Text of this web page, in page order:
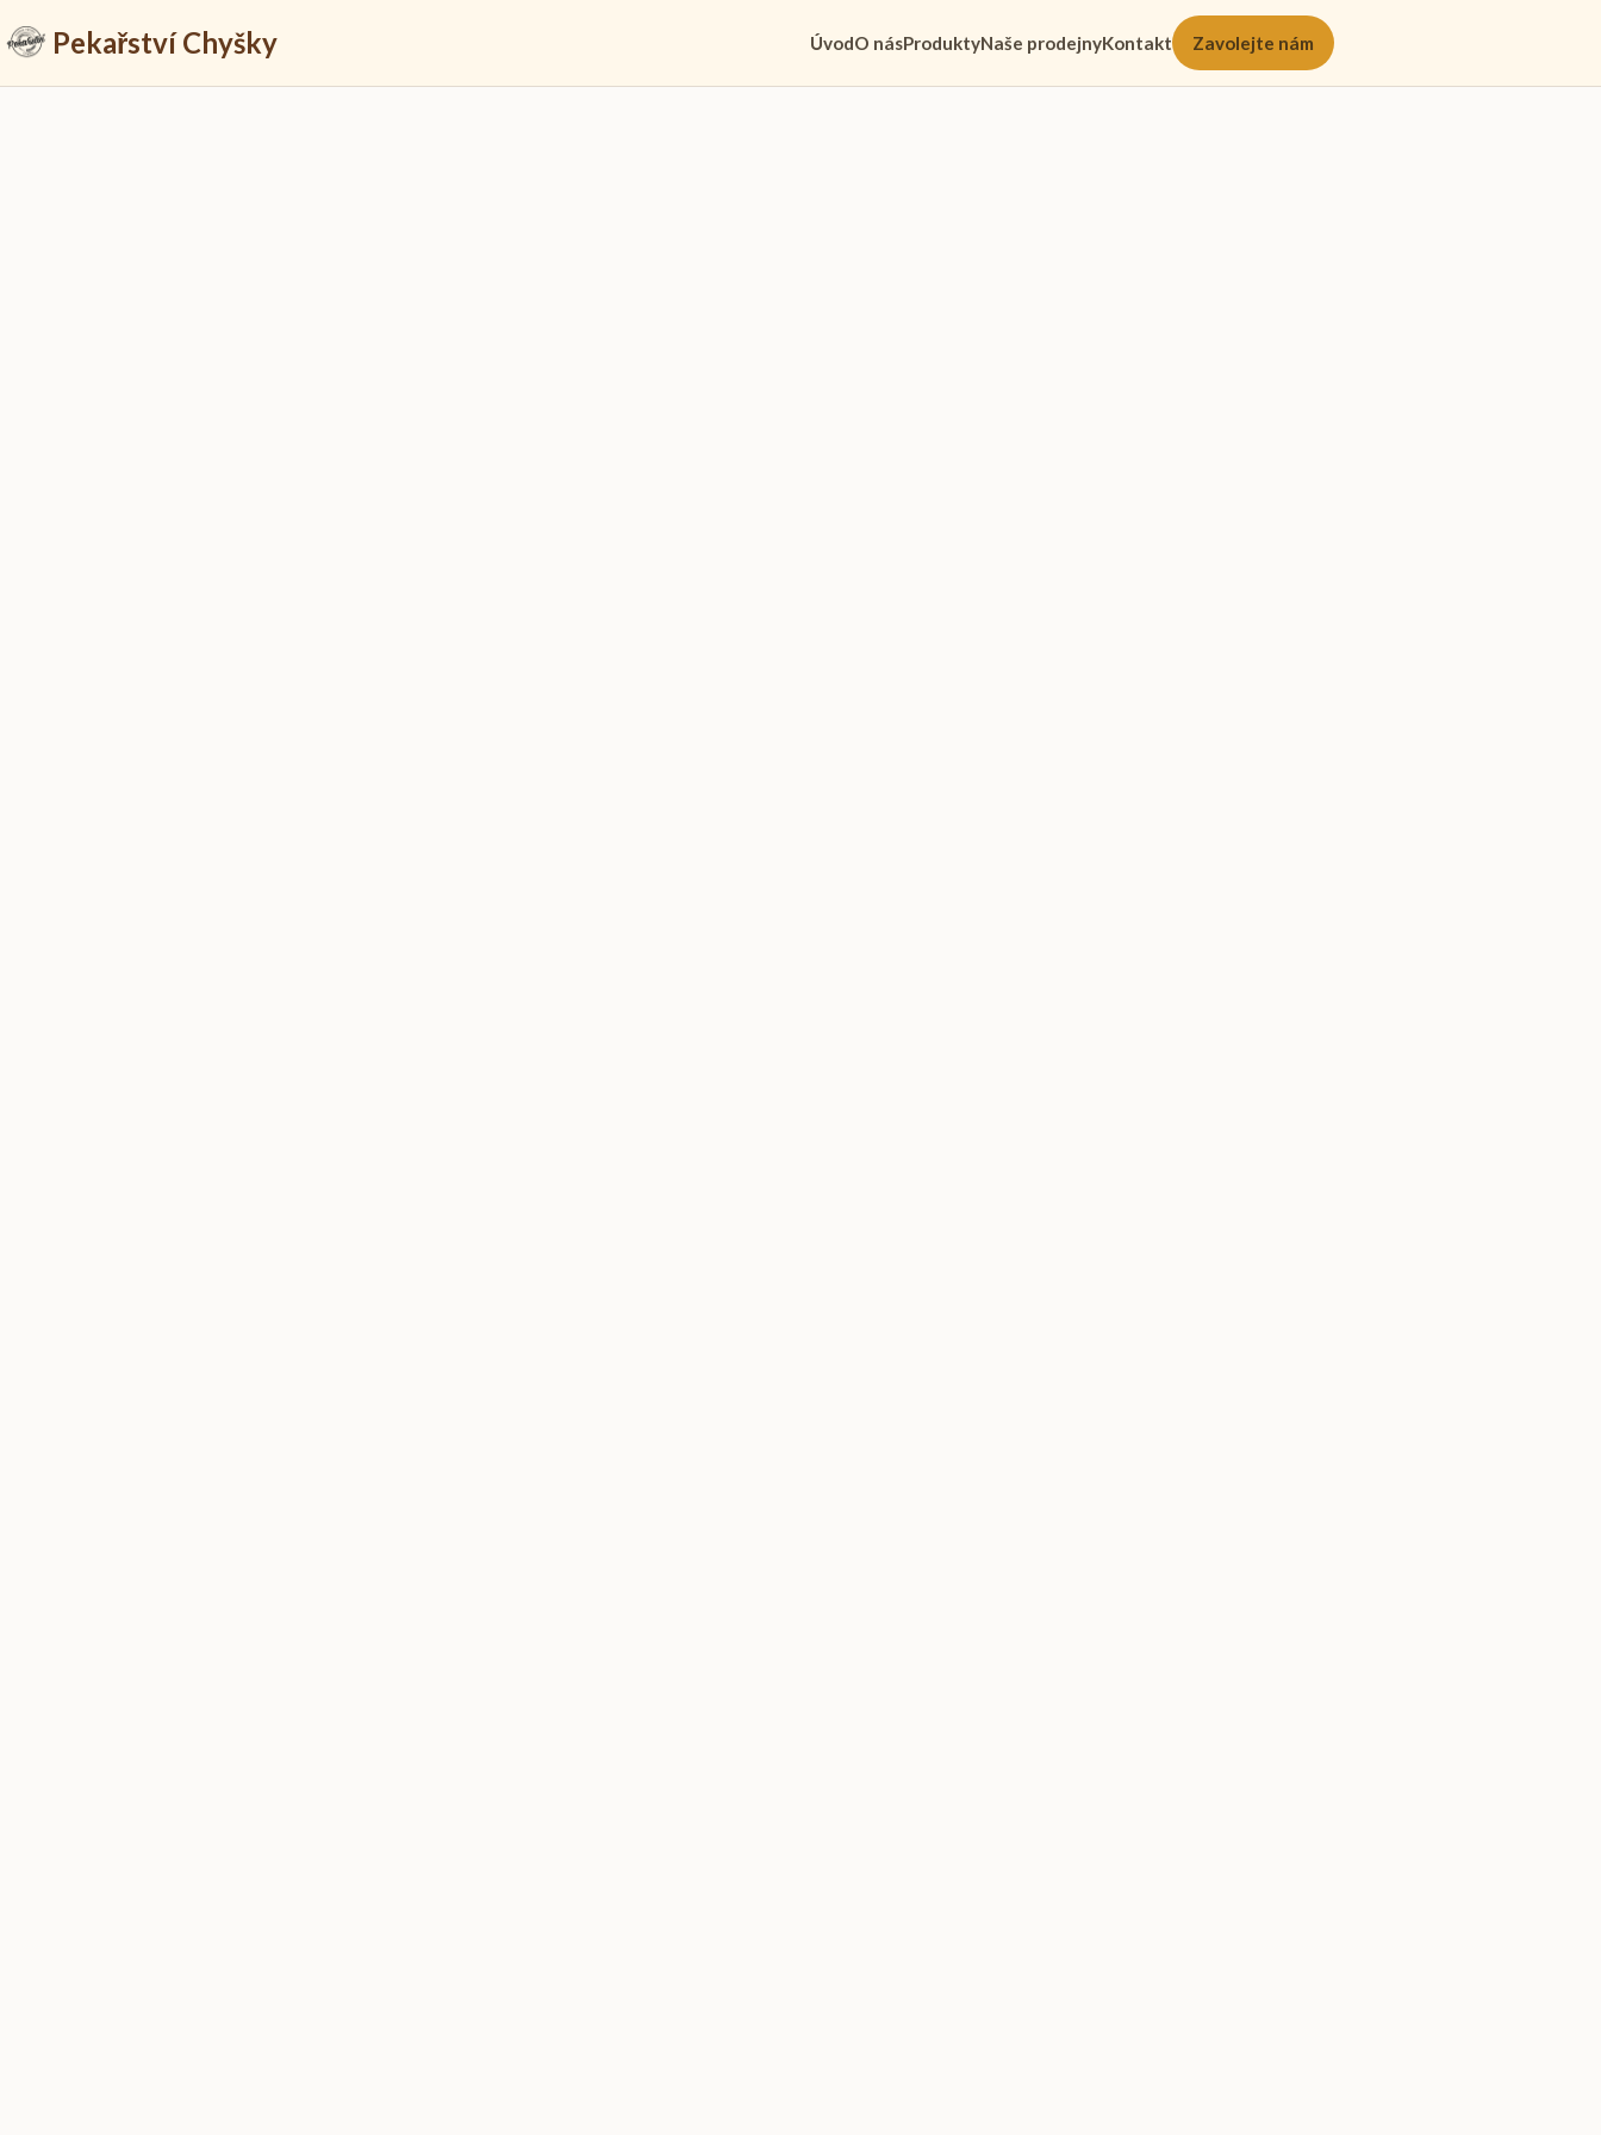
Pekařství Chyšky ÚvodO násProduktyNaše prodejnyKontakt Zavolejte nám